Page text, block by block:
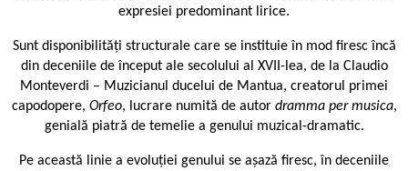
expresiei predominant lirice.
Sunt disponibilități structurale care se instituie în mod firesc încă
din deceniile de început ale secolului al XVII-lea, de la Claudio
Monteverdi – Muzicianul ducelui de Mantua, creatorul primei
capodopere, Orfeo, lucrare numită de autor dramma per musica,
genială piatră de temelie a genului muzical-dramatic.
Pe această linie a evoluției genului se așază firesc, în deceniile